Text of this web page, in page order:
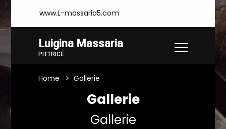
www.L-massaria5.com
Luigina Massaria
PITTRICE
Home Gallerie
Gallerie
Gallerie